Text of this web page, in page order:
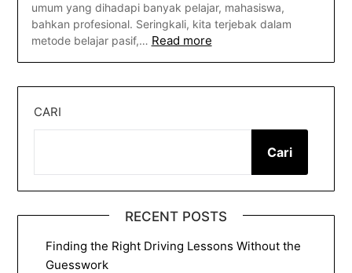
umum yang dihadapi banyak pelajar, mahasiswa,
bahkan profesional. Seringkali, kita terjebak dalam
metode belajar pasif,… Read more
CARI
Cari
RECENT POSTS
Finding the Right Driving Lessons Without the
Guesswork